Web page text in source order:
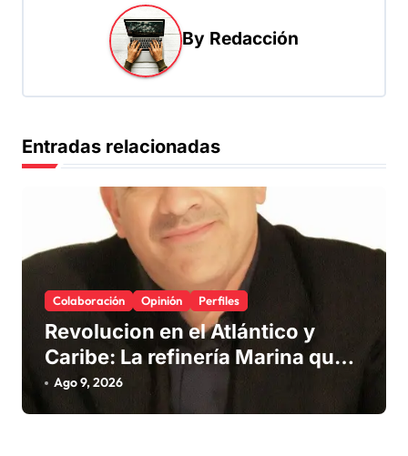
ó
n
d
n
t
r
a
d
By Redacción
Entradas relacionadas
Colaboración Opinión Perfiles
Revolucion en el Atlántico y
Caribe: La refinería Marina que
promete salvar nuestras playas
del sargazo
Ago 9, 2026